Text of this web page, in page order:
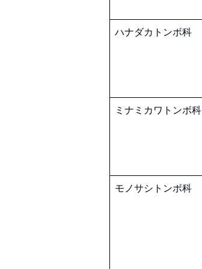
ハナダカトンボ科
ミナミカワトンボ科
モノサシトンボ科